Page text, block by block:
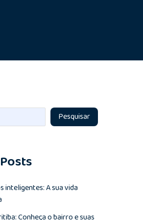
Pesquisar
inteligentes: A sua vida
Conheça o bairro e suas